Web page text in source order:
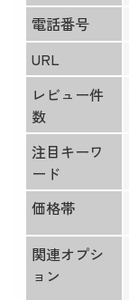
電話番号
URL
レビュー件
数
注目キーワ
ード
価格帯
関連オプシ
ョン